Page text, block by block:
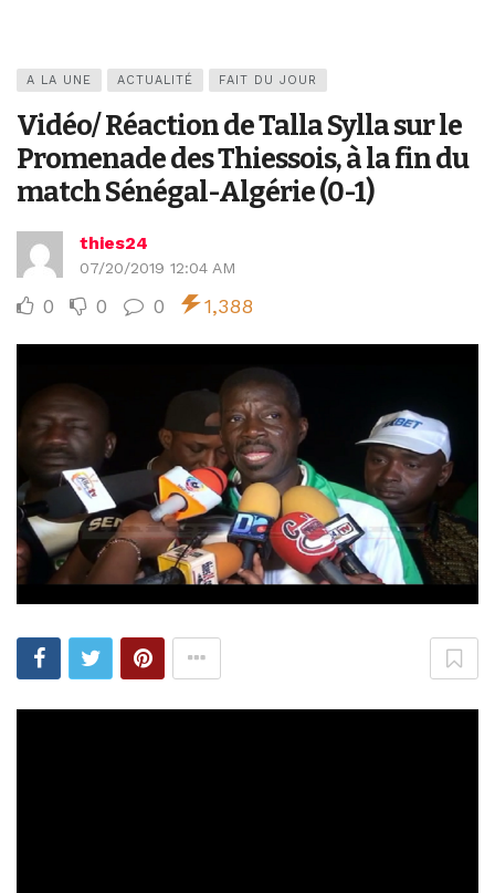
A LA UNE ACTUALITÉ FAIT DU JOUR
Vidéo/ Réaction de Talla Sylla sur le
Promenade des Thiessois, à la fin du
match Sénégal-Algérie (0-1)
thies24
07/20/2019 12:04 AM
0 0 0 1,388